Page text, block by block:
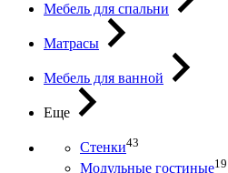
Мебель для спальни
Матрасы
Мебель для ванной
Еще
Стенки43
Модульные гостиные19